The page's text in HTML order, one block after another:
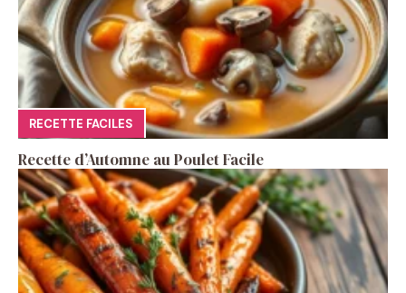
RECETTE FACILES
Recette d’Automne au Poulet Facile